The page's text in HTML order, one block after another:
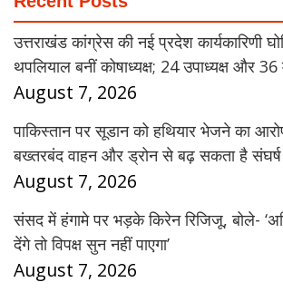
उत्तराखंड कांग्रेस की नई प्रदेश कार्यकारिणी
थपलियाल बनीं कोषाध्यक्ष; 24 उपाध्यक्ष और
August 7, 2026
पाकिस्तान पर सूडान को हथियार भेजने का
बख्तरबंद वाहन और ड्रोन से बढ़ सकता है संघर्ष
August 7, 2026
संसद में हंगामे पर भड़के किरेन रिजिजू, बोले-
देंगे तो विपक्ष सुन नहीं पाएगा’
August 7, 2026